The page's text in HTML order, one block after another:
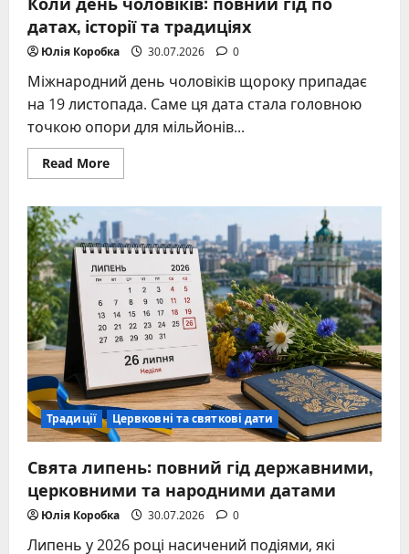
датах, історії та традиціях
Юлія Коробка 30.07.2026 0
Міжнародний день чоловіків щороку припадає
на 19 листопада. Саме ця дата стала головною
точкою опори для мільйонів...
Read MoreRead
more
чоловіків:
повний
гід
по
датах,
історії
та
традиціях
Традиції Цервковні та святкові дати
Свята липень: повний гід державними,
церковними та народними датами
Юлія Коробка 30.07.2026 0
Липень у 2026 році насичений подіями, які